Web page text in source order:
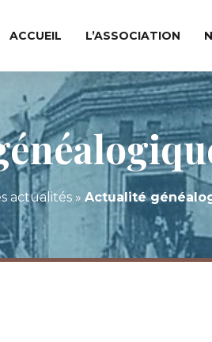
ACCUEIL L’ASSOCIATION
actualités» Actualité